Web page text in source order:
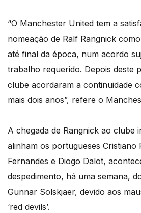
“O Manchester United tem a
nomeação de Ralf Rangnick
até final da época, num acordo
trabalho requerido. Depois deste
clube acordaram a continuidade
mais dois anos”, refere o
A chegada de Rangnick ao clube
alinham os portugueses Cristiano
Fernandes e Diogo Dalot,
despedimento, há uma semana,
Gunnar Solskjaer, devido aos
‘red devils’.